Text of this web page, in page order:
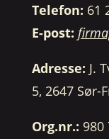
Telefon: 61
E-post:
Adresse: J.
5, 2647 Sør-
Org.nr.: 980